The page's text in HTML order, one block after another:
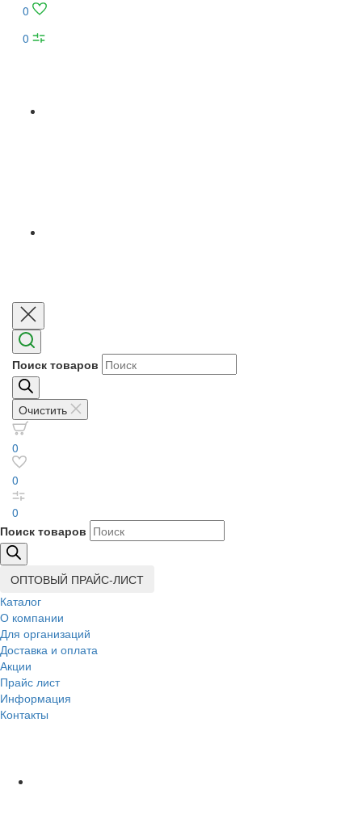
0
0
Поиск товаров
Очистить
0
0
0
Поиск товаров
ОПТОВЫЙ ПРАЙС-ЛИСТ
Каталог
О компании
Для организаций
Доставка и оплата
Акции
Прайс лист
Информация
Контакты